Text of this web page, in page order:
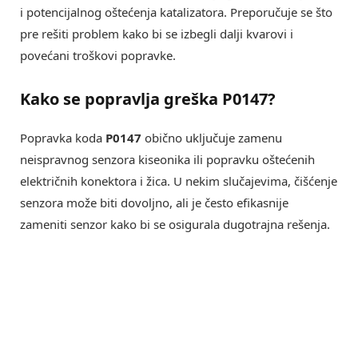
i potencijalnog oštećenja katalizatora. Preporučuje se što
pre rešiti problem kako bi se izbegli dalji kvarovi i
povećani troškovi popravke.
Kako se popravlja greška P0147?
Popravka koda P0147 obično uključuje zamenu
neispravnog senzora kiseonika ili popravku oštećenih
električnih konektora i žica. U nekim slučajevima, čišćenje
senzora može biti dovoljno, ali je često efikasnije
zameniti senzor kako bi se osigurala dugotrajna rešenja.